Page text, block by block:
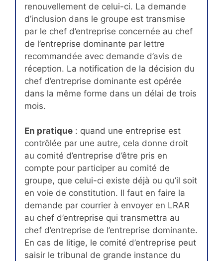
renouvellement de celui-ci. La demande
d’inclusion dans le groupe est transmise
par le chef d’entreprise concernée au chef
de l’entreprise dominante par lettre
recommandée avec demande d’avis de
réception. La notification de la décision du
chef d’entreprise dominante est opérée
dans la même forme dans un délai de trois
mois.
En pratique : quand une entreprise est
contrôlée par une autre, cela donne droit
au comité d’entreprise d’être pris en
compte pour participer au comité de
groupe, que celui-ci existe déjà ou qu’il soit
en voie de constitution. Il faut en faire la
demande par courrier à envoyer en LRAR
au chef d’entreprise qui transmettra au
chef d’entreprise de l’entreprise dominante.
En cas de litige, le comité d’entreprise peut
saisir le tribunal de grande instance du